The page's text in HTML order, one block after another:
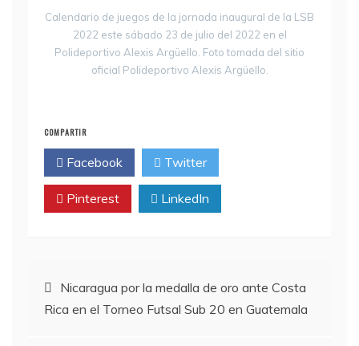
Calendario de juegos de la jornada inaugural de la LSB
2022 este sábado 23 de julio del 2022 en el
Polideportivo Alexis Argüello. Foto tomada del sitio
oficial Polideportivo Alexis Argüello.
COMPARTIR
Facebook Twitter
Pinterest LinkedIn
Navegación
de
Nicaragua por la medalla de oro ante Costa
Rica en el Torneo Futsal Sub 20 en Guatemala